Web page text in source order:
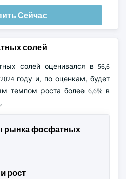
Сейчас
солей
солей оценивался в 56,6
году и, по оценкам, будет
темпом роста более 6,6% в
рынка фосфатных
рост